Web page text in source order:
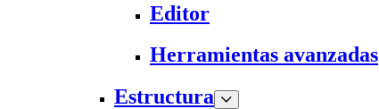
Editor
Herramientas avanzadas
Estructura